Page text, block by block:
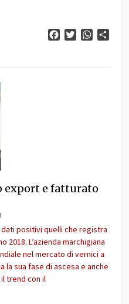
FacebookTwitter
export e fatturato
dati positivi quelli che registra
2018. L’azienda marchigiana
nel mercato di vernici a
la sua fase di ascesa e anche
trend con il